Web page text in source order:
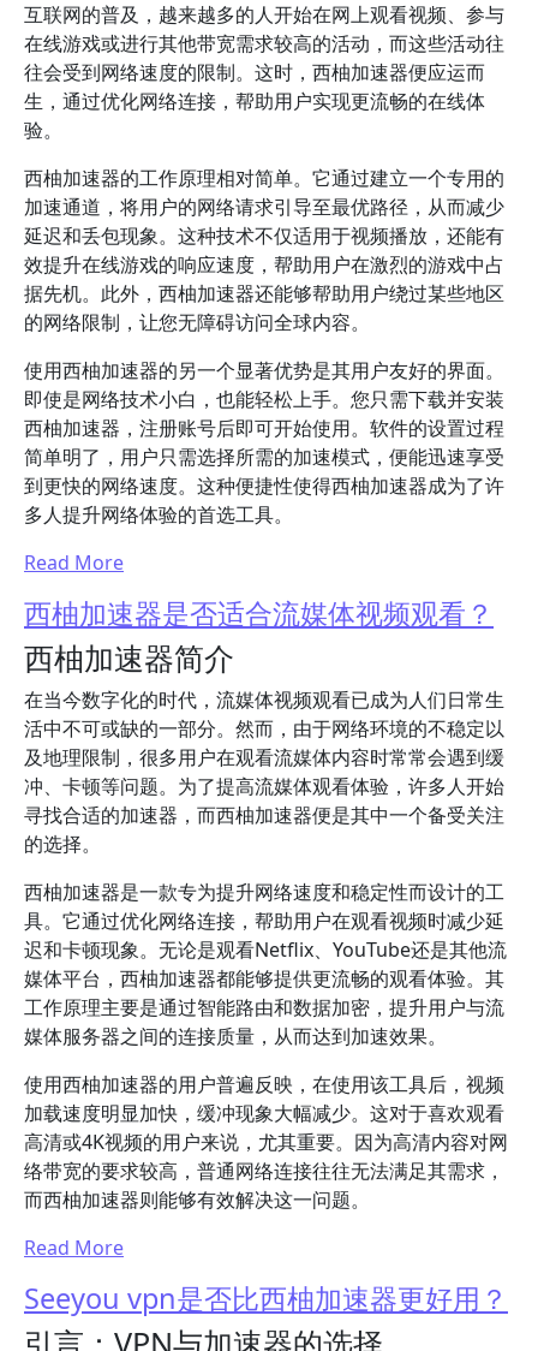
互联网的普及，越来越多的人开始在网上观看视频、参与
在线游戏或进行其他带宽需求较高的活动，而这些活动往
往会受到网络速度的限制。这时，西柚加速器便应运而
生，通过优化网络连接，帮助用户实现更流畅的在线体
验。
西柚加速器的工作原理相对简单。它通过建立一个专用的
加速通道，将用户的网络请求引导至最优路径，从而减少
延迟和丢包现象。这种技术不仅适用于视频播放，还能有
效提升在线游戏的响应速度，帮助用户在激烈的游戏中占
据先机。此外，西柚加速器还能够帮助用户绕过某些地区
的网络限制，让您无障碍访问全球内容。
使用西柚加速器的另一个显著优势是其用户友好的界面。
即使是网络技术小白，也能轻松上手。您只需下载并安装
西柚加速器，注册账号后即可开始使用。软件的设置过程
简单明了，用户只需选择所需的加速模式，便能迅速享受
到更快的网络速度。这种便捷性使得西柚加速器成为了许
多人提升网络体验的首选工具。
Read More
西柚加速器是否适合流媒体视频观看？
西柚加速器简介
在当今数字化的时代，流媒体视频观看已成为人们日常生
活中不可或缺的一部分。然而，由于网络环境的不稳定以
及地理限制，很多用户在观看流媒体内容时常常会遇到缓
冲、卡顿等问题。为了提高流媒体观看体验，许多人开始
寻找合适的加速器，而西柚加速器便是其中一个备受关注
的选择。
西柚加速器是一款专为提升网络速度和稳定性而设计的工
具。它通过优化网络连接，帮助用户在观看视频时减少延
迟和卡顿现象。无论是观看Netflix、YouTube还是其他流
媒体平台，西柚加速器都能够提供更流畅的观看体验。其
工作原理主要是通过智能路由和数据加密，提升用户与流
媒体服务器之间的连接质量，从而达到加速效果。
使用西柚加速器的用户普遍反映，在使用该工具后，视频
加载速度明显加快，缓冲现象大幅减少。这对于喜欢观看
高清或4K视频的用户来说，尤其重要。因为高清内容对网
络带宽的要求较高，普通网络连接往往无法满足其需求，
而西柚加速器则能够有效解决这一问题。
Read More
Seeyou vpn是否比西柚加速器更好用？
引言：VPN与加速器的选择